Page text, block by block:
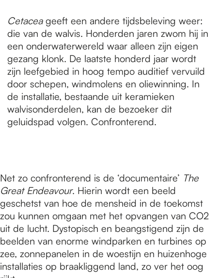
Cetaceageeft een andere tijdsbeleving weer:
die van de walvis. Honderden jaren zwom hij in
een onderwaterwereld waar alleen zijn eigen
gezang klonk. De laatste honderd jaar wordt
zijn leefgebied in hoog tempo auditief vervuild
door schepen, windmolens en oliewinning. In
de installatie, bestaande uit keramieken
walvisonderdelen, kan de bezoeker dit
geluidspad volgen. Confronterend.
Net zo confronterend is de ‘documentaire’ The
Great Endeavour. Hierin wordt een beeld
geschetst van hoe de mensheid in de toekomst
zou kunnen omgaan met het opvangen van CO2
uit de lucht. Dystopisch en beangstigend zijn de
beelden van enorme windparken en turbines op
zee, zonnepanelen in de woestijn en huizenhoge
installaties op braakliggend land, zo ver het oog